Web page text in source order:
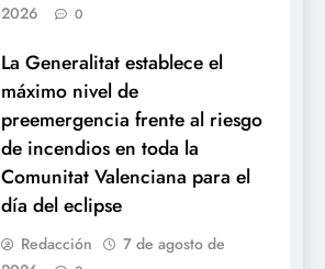
2026
0
La Generalitat establece el
máximo nivel de
preemergencia frente al riesgo
de incendios en toda la
Comunitat Valenciana para el
día del eclipse
Redacción
7 de agosto de